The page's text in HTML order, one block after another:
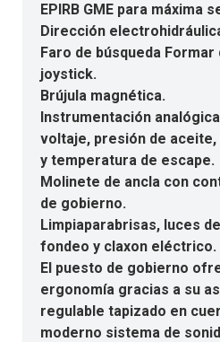
EPIRB GME para máxima
Dirección
Faro de búsqueda
joystick.
Brújula magnética.
Instrumentación
voltaje, presión de
y temperatura de escape.
Molinete de ancla con
de gobierno.
Limpiaparabrisas, luces
fondeo y claxon eléctrico.
El puesto de gobierno
ergonomía gracias a su
regulable tapizado en
moderno sistema de